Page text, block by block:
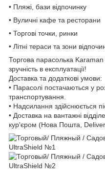
• Пляжі, бази відпочинку
• Вуличні кафе та ресторани
• Торгові точки, ринки
• Літні тераси та зони
Торгова парасолька Karaman
зручність в експлуатації!
Доставка та додаткові умови:
• Парасолі постачаються у
транспортування.
• Надсилання здійснюється
• Доставка на вантажні
кур'єром (Нова Пошта,